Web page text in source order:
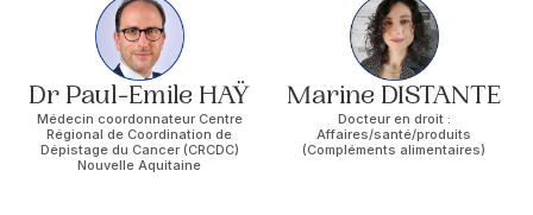
Dr Paul-Emile HAŸ
Médecin coordonnateur Centre
Régional de Coordination de
Dépistage du Cancer (CRCDC)
Nouvelle Aquitaine
Marine DISTANTE
Docteur en droit :
Affaires/santé/produits
(Compléments alimentaires)